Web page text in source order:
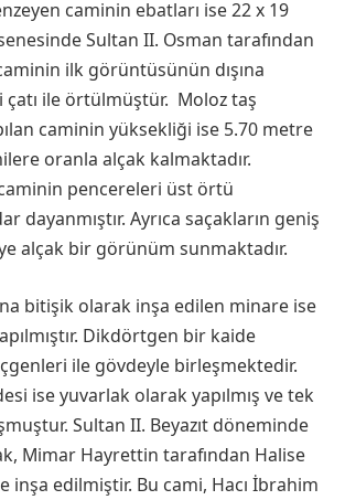
caminin ebatları ise 22 x 19
Sultan II. Osman tarafından
ilk görüntüsünün dışına
çatı ile örtülmüştür. Moloz taş
caminin yüksekliği ise 5.70 metre
oranla alçak kalmaktadır.
pencereleri üst örtü
dayanmıştır. Ayrıca saçakların geniş
alçak bir görünüm sunmaktadır.
bitişik olarak inşa edilen minare ise
Dikdörtgen bir kaide
ile gövdeyle birleşmektedir.
ise yuvarlak olarak yapılmış ve tek
Sultan II. Beyazıt döneminde
Mimar Hayrettin tarafından Halise
inşa edilmiştir. Bu cami, Hacı İbrahim